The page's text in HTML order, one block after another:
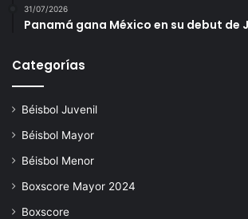
31/07/2026
Panamá gana México en su debut de
Categorías
Béisbol Juvenil
Béisbol Mayor
Béisbol Menor
Boxscore Mayor 2024
Boxscore